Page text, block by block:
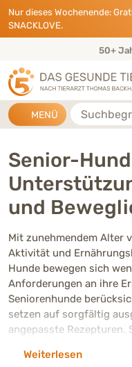
Direkt zu:
INHALT
HAUPTMENÜ
FOOTER
Nur dieses Wochenende:
SNACKLOVE.
50+
MENÜ Suche
Senior-
und
Mit zunehmendem Alter
Aktivität und
Hunde bewegen sich
Anforderungen an ihre
Seniorenhunde
setzen auf sorgfältig
angepasste Rezepturen.
helfen dabei, Vitalität,
Weiterlesen